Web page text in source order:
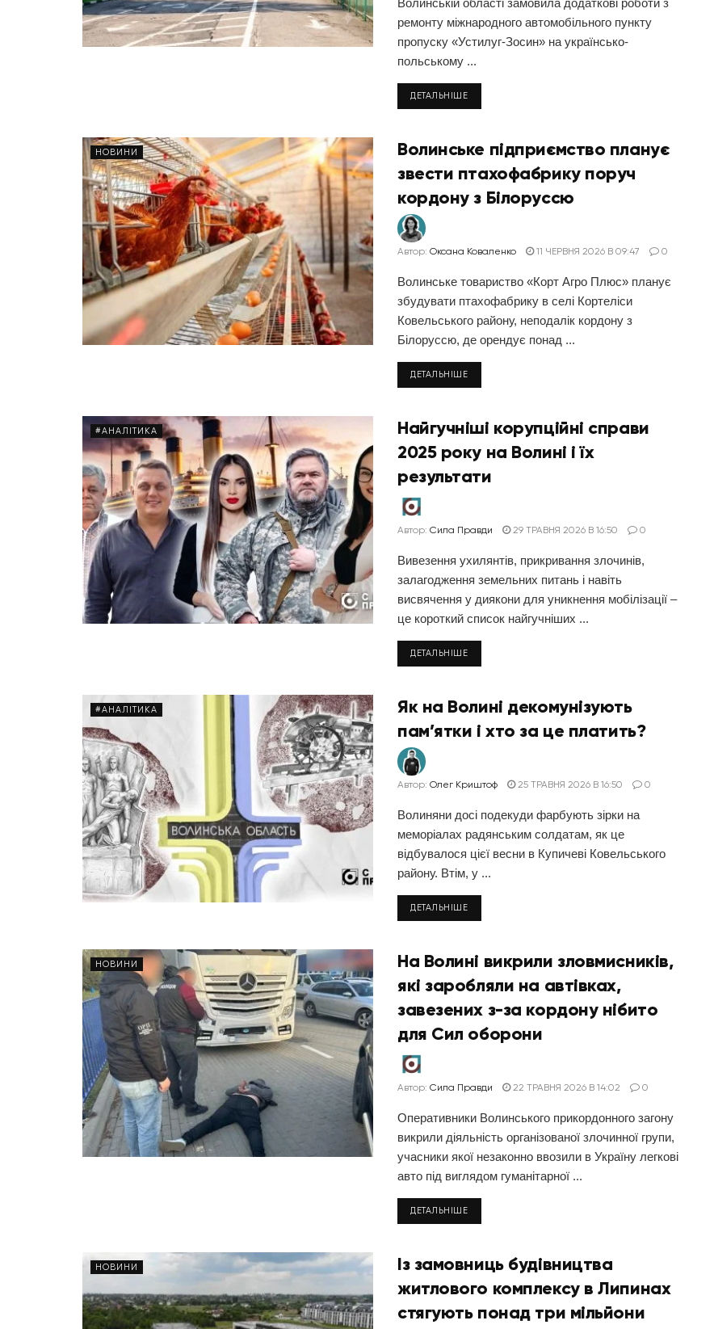
Волинській області замовила додаткові роботи з
ремонту міжнародного автомобільного пункту
пропуску «Устилуг-Зосин» на українсько-
польському ...
ДЕТАЛЬНІШЕ
НОВИНИ
Волинське підприємство планує
звести птахофабрику поруч
кордону з Білоруссю
Автор: Оксана Коваленко 11 ЧЕРВНЯ 2026 В 09:47 0
Волинське товариство «Корт Агро Плюс» планує
збудувати птахофабрику в селі Кортеліси
Ковельського району, неподалік кордону з
Білоруссю, де орендує понад ...
ДЕТАЛЬНІШЕ
#АНАЛІТИКА
Найгучніші корупційні справи
2025 року на Волині і їх
результати
Автор: Сила Правди 29 ТРАВНЯ 2026 В 16:50 0
Вивезення ухилянтів, прикривання злочинів,
залагодження земельних питань і навіть
висвячення у диякони для уникнення мобілізації –
це короткий список найгучніших ...
ДЕТАЛЬНІШЕ
#АНАЛІТИКА
Як на Волині декомунізують
пам’ятки і хто за це платить?
Автор: Олег Криштоф 25 ТРАВНЯ 2026 В 16:50 0
Волиняни досі подекуди фарбують зірки на
меморіалах радянським солдатам, як це
відбувалося цієї весни в Купичеві Ковельського
району. Втім, у ...
ДЕТАЛЬНІШЕ
НОВИНИ
На Волині викрили зловмисників,
які заробляли на автівках,
завезених з-за кордону нібито
для Сил оборони
Автор: Сила Правди 22 ТРАВНЯ 2026 В 14:02 0
Оперативники Волинського прикордонного загону
викрили діяльність організованої злочинної групи,
учасники якої незаконно ввозили в Україну легкові
авто під виглядом гуманітарної ...
ДЕТАЛЬНІШЕ
НОВИНИ
Із замовниць будівництва
житлового комплексу в Липинах
стягують понад три мільйони